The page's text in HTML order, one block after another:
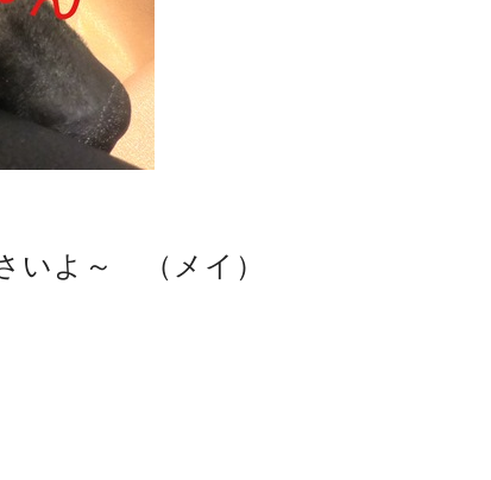
いよ～ （メイ）